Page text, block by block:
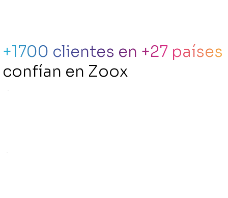
+1700 clientes en +27 países
confían en Zoox